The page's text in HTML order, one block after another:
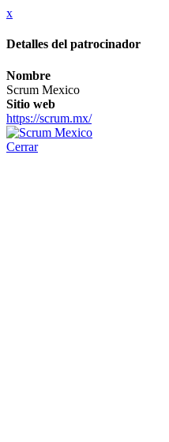
x
Detalles del patrocinador
Nombre
Scrum Mexico
Sitio web
https://scrum.mx/
Cerrar